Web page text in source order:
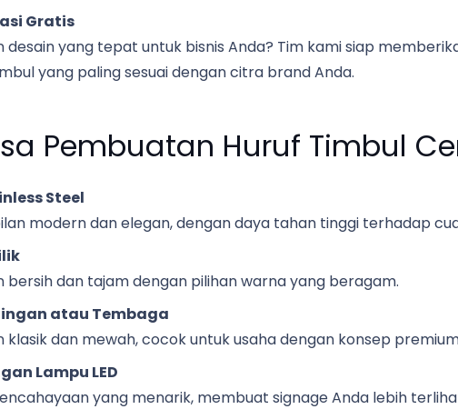
Gratis
desain yang tepat untuk bisnis Anda? Tim kami siap
yang paling sesuai dengan citra brand Anda.
Pembuatan Huruf Timbul
Steel
modern dan elegan, dengan daya tahan tinggi terhadap
bersih dan tajam dengan pilihan warna yang beragam.
atau Tembaga
klasik dan mewah, cocok untuk usaha dengan konsep
Lampu LED
yang menarik, membuat signage Anda lebih